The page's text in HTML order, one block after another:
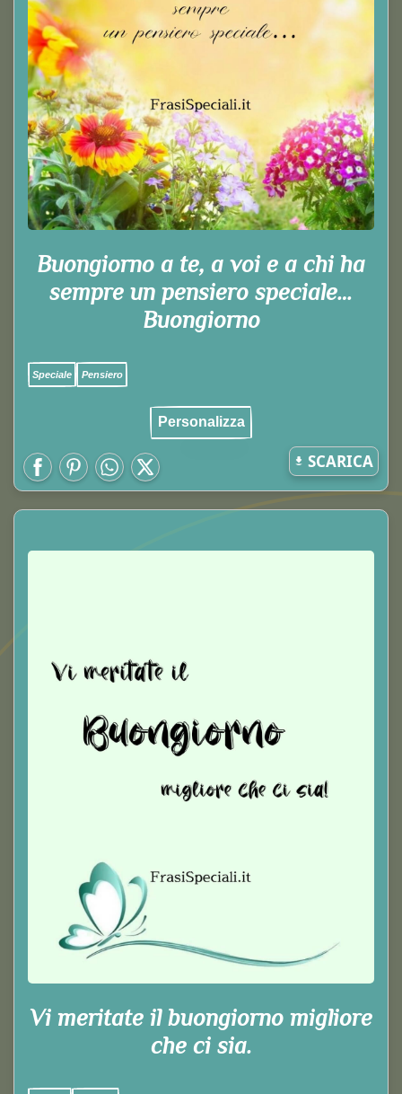
Buongiorno a te, a voi e a chi ha
sempre un pensiero speciale…
Buongiorno
Speciale Pensiero
Personalizza
SCARICA
Vi meritate il buongiorno migliore
che ci sia.